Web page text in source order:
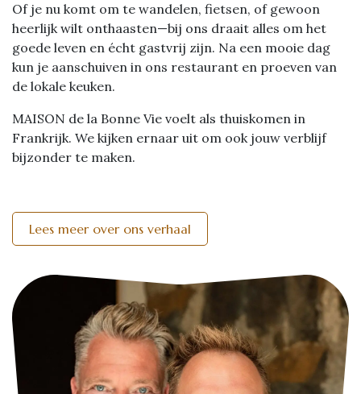
Of je nu komt om te wandelen, fietsen, of gewoon
heerlijk wilt onthaasten—bij ons draait alles om het
goede leven en écht gastvrij zijn. Na een mooie dag
kun je aanschuiven in ons restaurant en proeven van
de lokale keuken.
MAISON de la Bonne Vie voelt als thuiskomen in
Frankrijk. We kijken ernaar uit om ook jouw verblijf
bijzonder te maken.
Lees meer over ons verhaal